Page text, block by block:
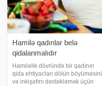
Hamilə qadınlar belə
qidalanmalıdır
Hamiləlik dövründə bir qadının
qida ehtiyacları dölün böyüməsini
və inkişafını dəstəkləmək üçün